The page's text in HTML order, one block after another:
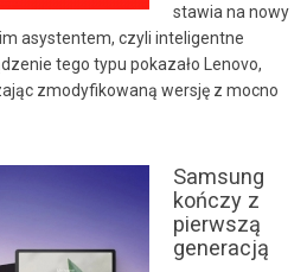
stawia na nowy
asystentem, czyli inteligentne
tego typu pokazało Lenovo,
zmodyfikowaną wersję z mocno
Samsung
kończy z
pierwszą
generacją